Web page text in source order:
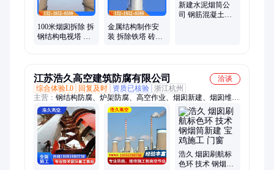
100米烟囱拆除 拆
钢结构电视塔 水
金属结构制作安
装 拆除铁塔 砖烟
新建水泥烟筒公
司 钢筋混凝土烟
江苏浩久高空建筑防腐有限公司
洽谈
综合体验L0
回复及时 资质已核验 浙江杭州
主营： 钢结构防腐、炉架防腐、高空作业、烟囱新建、烟囱维
修、烟囱防腐、烟囱安装、烟囱加固、烟囱安装航标灯、烟囱安
装避雷针、高空防腐、凉水塔防腐、冷却塔防腐
浩久 烟囱刷航标
色环 技术 钢烟筒